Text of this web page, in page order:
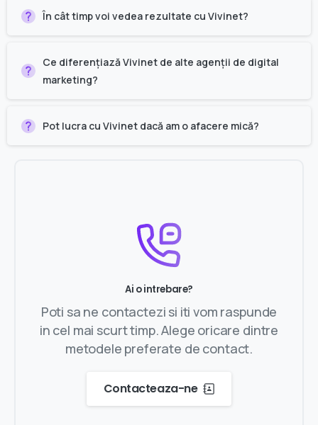
În cât timp voi vedea rezultate cu Vivinet?
Ce diferențiază Vivinet de alte agenții de digital
marketing?
Pot lucra cu Vivinet dacă am o afacere mică?
Ai o intrebare?
Poti sa ne contactezi si iti vom raspunde
in cel mai scurt timp. Alege oricare dintre
metodele preferate de contact.
Contacteaza-ne